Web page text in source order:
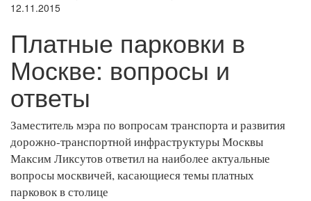
12.11.2015
Платные парковки в
Москве: вопросы и
ответы
Заместитель мэра по вопросам транспорта и развития
дорожно-транспортной инфраструктуры Москвы
Максим Ликсутов ответил на наиболее актуальные
вопросы москвичей, касающиеся темы платных
парковок в столице